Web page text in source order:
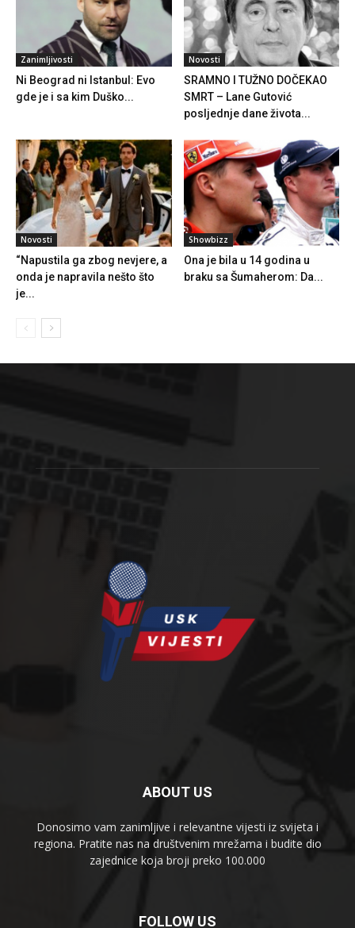
Zanimljivosti
Ni Beograd ni Istanbul: Evo
gde je i sa kim Duško...
Novosti
SRAMNO I TUŽNO DOČEKAO
SMRT – Lane Gutović
posljednje dane života...
Novosti
“Napustila ga zbog nevjere, a
onda je napravila nešto što
je...
Showbizz
Ona je bila u 14 godina u
braku sa Šumaherom: Da...
ABOUT US
Donosimo vam zanimljive i relevantne vijesti iz svijeta i
regiona. Pratite nas na društvenim mrežama i budite dio
zajednice koja broji preko 100.000
FOLLOW US